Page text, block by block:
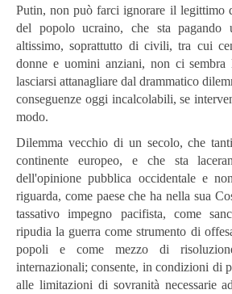
Putin, non può farci ignorare il legittimo
del popolo ucraino, che sta pagando
altissimo, soprattutto di civili, tra cui
donne e uomini anziani, non ci
lasciarsi attanagliare dal drammatico
conseguenze oggi incalcolabili, se
modo.
Dilemma vecchio di un secolo, che
continente europeo, e che sta
dell'opinione pubblica occidentale e
riguarda, come paese che ha nella sua
tassativo impegno pacifista, come
ripudia la guerra come strumento di
popoli e come mezzo di
internazionali; consente, in condizioni di
alle limitazioni di sovranità necessarie